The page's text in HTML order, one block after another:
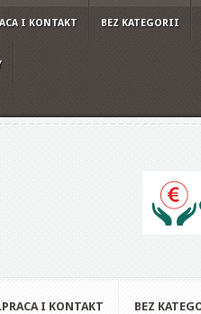
I KONTAKT BEZ KATEGORII
I KONTAKT BEZ